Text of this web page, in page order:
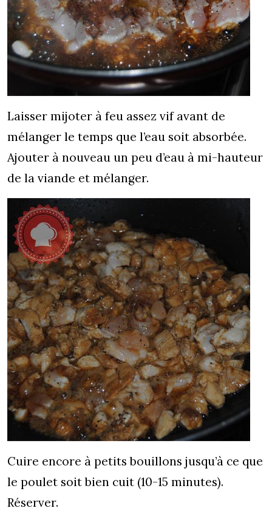
Laisser mijoter à feu assez vif avant de
mélanger le temps que l’eau soit absorbée.
Ajouter à nouveau un peu d’eau à mi-hauteur
de la viande et mélanger.
Cuire encore à petits bouillons jusqu’à ce que
le poulet soit bien cuit (10-15 minutes).
Réserver.